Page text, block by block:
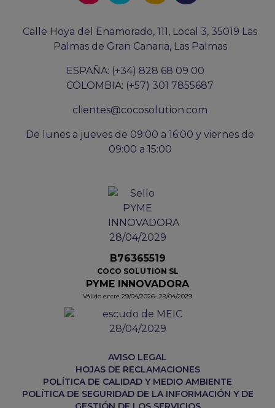
Calle Hoya del Enamorado, 111, Local 3, 35019 Las
Palmas de Gran Canaria, Las Palmas
ESPAÑA: (+34) 828 68 09 00
COLOMBIA: (+57) 301 7855687
clientes@cocosolution.com
De lunes a jueves de 09:00 a 16:00 y viernes de
09:00 a 15:00
B76365519
COCO SOLUTION SL
PYME INNOVADORA
Válido entre 29/04/2026- 28/04/2029
AVISO LEGAL
HOJAS DE RECLAMACIONES
POLÍTICA DE CALIDAD Y MEDIO AMBIENTE
POLÍTICA DE SEGURIDAD DE LA INFORMACIÓN Y DE